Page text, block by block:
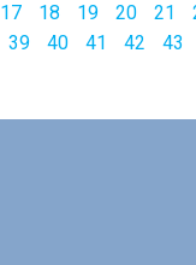
17 18 19 20 21
39
40 41 42 43